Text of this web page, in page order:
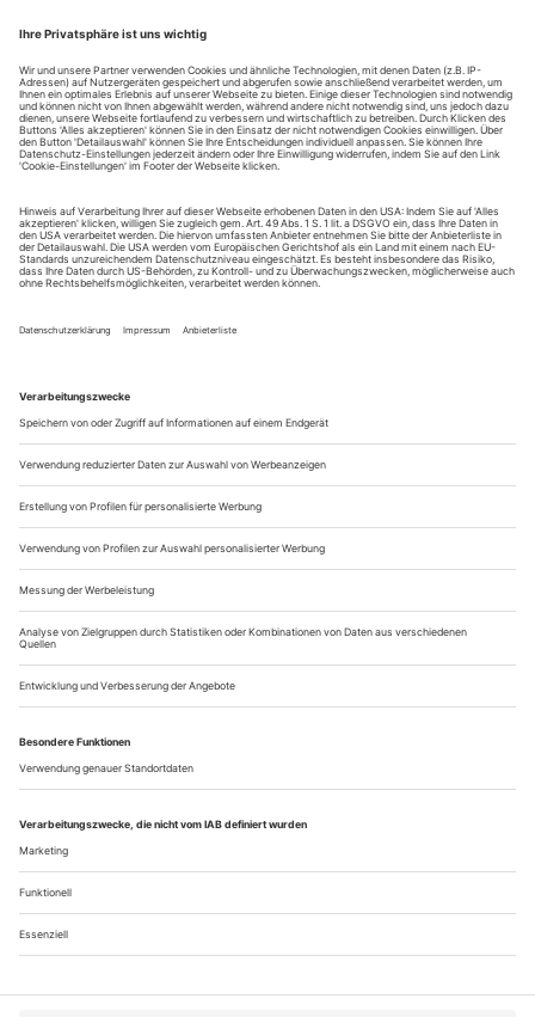
Angefangen hat es in Neustrelitz. An einem «lichten
Sommertag» vor 14 Jahren. Irgendwie hatte es Ralph
Bollmann in die ehemalige Hauptstadt des Großherzogtums
Mecklenburg-Strelitz verschlagen. Doch vom Schloss, aus
dem die bis heute verehrte Preußenkönigin Luise stammte, ist
nur ein Schotterplatz geblieben. Auch sonst fand der
Im Liebesschloss
«Don Sanche» des 13-jährigen Liszt in der Bayreuther Stadthalle
Würde man diese Oper spielen, hätte sie nicht ein gewisser
dreimal inszeniert, zuletzt 1986 in Bayreuth zum 100.
Todestag des Komponisten. Nun war «Don Sanche» anlässlich
seines 200. Geburtstags, nach einer ersten Aufführung im
ungarischen Miskolc, in der...
Königliches Vergnügen
Versailles | Lully: Atys
Als Ludwig XIV. ab 1661 ein altes Jagdschloss seines Vaters in
eher sumpfig-fiebrigem Gelände zur Residenz ausbauen ließ,
hatte das zwei Gründe. Er wollte, fern von Paris, den
aufständischen Adel domestizieren, den er an den neuen Hof
band. Und er wollte sich eine Kulisse seiner Herrschaft
schaffen, die seinen Ruhm inszenieren, spiegeln, steigern und
vor allem...
Über uns Kontakt Kritikerumfrage Newsletter